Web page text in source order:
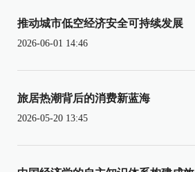
推动城市低空经济安全可持续发展
2026-06-01 14:46
旅居热潮背后的消费新蓝海
2026-05-20 13:45